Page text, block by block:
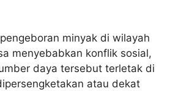
minyak di wilayah
menyebabkan konflik sosial,
daya tersebut terletak di
atau dekat